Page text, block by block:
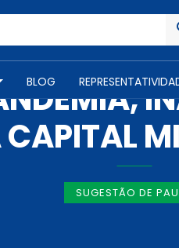
BLOG
IMPRENSA -30 DE
SUGESTÃO DE